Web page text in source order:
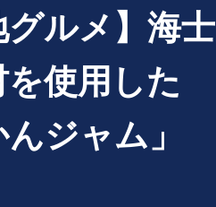
グルメ】海士
使用した
んジャム」